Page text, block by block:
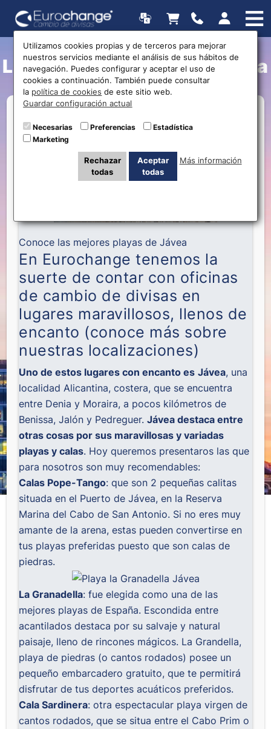
Las mejores playas de Jávea
Conoce las mejores playas de Jávea
En Eurochange tenemos la
suerte de contar con oficinas
de cambio de divisas en
lugares maravillosos, llenos de
encanto (conoce más sobre
nuestras localizaciones)
Uno de estos lugares con encanto es Jávea, una
localidad Alicantina, costera, que se encuentra
entre Denia y Moraira, a pocos kilómetros de
Benissa, Jalón y Pedreguer.Jávea destaca entre
otras cosas por sus maravillosas y variadas
playas y calas. Hoy queremos presentaros las que
para nosotros son muy recomendables:
Calas Pope-Tango: que son 2 pequeñas calitas
situada en el Puerto de Jávea, en la Reserva
Marina del Cabo de San Antonio. Si no eres muy
amante de la arena, estas pueden convertirse en
tus playas preferidas puesto que son calas de
piedras.
La Granadella: fue elegida como una de las
mejores playas de España. Escondida entre
acantilados destaca por su salvaje y natural
paisaje, lleno de rincones mágicos. La Grandella,
playa de piedras (o cantos rodados) posee un
pequeño embarcadero gratuito, que te permitirá
disfrutar de tus deportes acuáticos preferidos.
Cala Sardinera: otra espectacular playa virgen de
cantos rodados, que se situa entre el Cabo Prim o
Utilizamos cookies propias y de terceros para mejorar
nuestros servicios mediante el análisis de sus hábitos de
navegación. Puedes configurar y aceptar el uso de
cookies a continuación. También puede consultar
la política de cookies de este sitio web.
Guardar configuración actual
Necesarias Preferencias
Estadística
Marketing
Rechazar
todas
Aceptar
todas
Más información